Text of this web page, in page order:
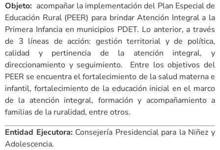
Objeto: acompañar la implementación del Plan Especial de
Educación Rural (PEER) para brindar Atención Integral a la
Primera Infancia en municipios PDET. Lo anterior, a través
de 3 líneas de acción: gestión territorial y de política,
calidad y pertinencia de la atención integral, y
direccionamiento y seguimiento. Entre los objetivos del
PEER se encuentra el fortalecimiento de la salud materna e
infantil, fortalecimiento de la educación inicial en el marco
de la atención integral, formación y acompañamiento a
familias de la ruralidad, entre otros.
Entidad Ejecutora: Consejería Presidencial para la Niñez y
Adolescencia.